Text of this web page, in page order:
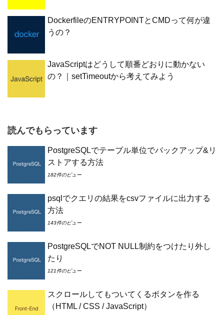
DockerfileのENTRYPOINTとCMDって何が違
うの？
JavaScriptはどうして順番どおりに動かない
の？｜setTimeoutから考えてみよう
読んでもらっています
PostgreSQLでテーブル単位でバックアップ&リ
ストアする方法
182件のビュー
psqlでクエリの結果をcsvファイルに出力する
方法
143件のビュー
PostgreSQLでNOT NULL制約をつけたり外し
たり
121件のビュー
スクロールしてもついてくるボタンを作る
（HTML / CSS / JavaScript）